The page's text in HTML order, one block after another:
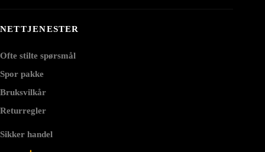
NETTJENESTER
Ofte stilte spørsmål
Spor pakke
Bruksvilkår
Returregler
Sikker handel